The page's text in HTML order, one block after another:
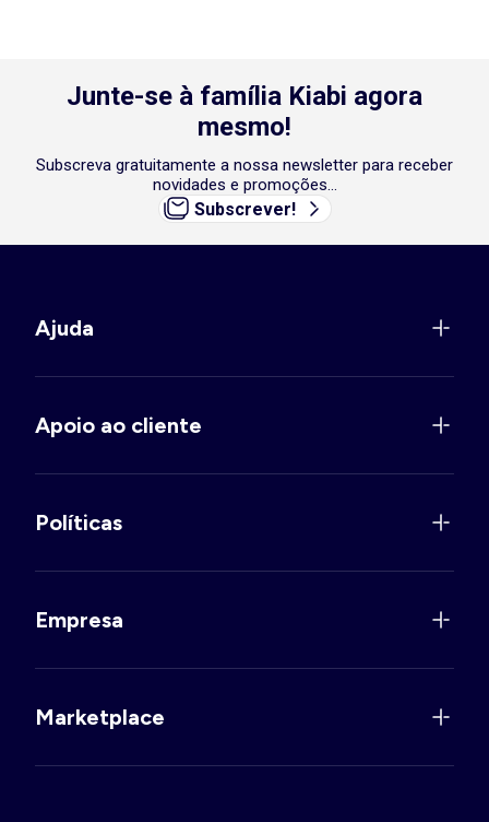
Junte-se à família Kiabi agora
mesmo!
Subscreva gratuitamente a nossa newsletter para receber
novidades e promoções...
Subscrever!
Ajuda
Apoio ao cliente
Políticas
Empresa
Marketplace